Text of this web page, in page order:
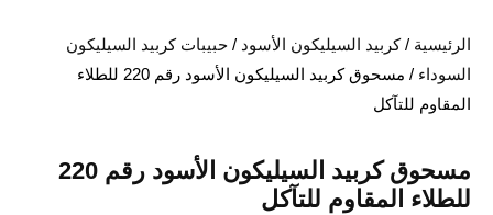
الرئيسية /كربيد السيليكون الأسود / حبيبات كربيد السيليكون
السوداء
/ مسحوق كربيد السيليكون الأسود رقم 220 للطلاء
المقاوم للتآكل
مسحوق كربيد السيليكون الأسود رقم 220
للطلاء المقاوم للتآكل